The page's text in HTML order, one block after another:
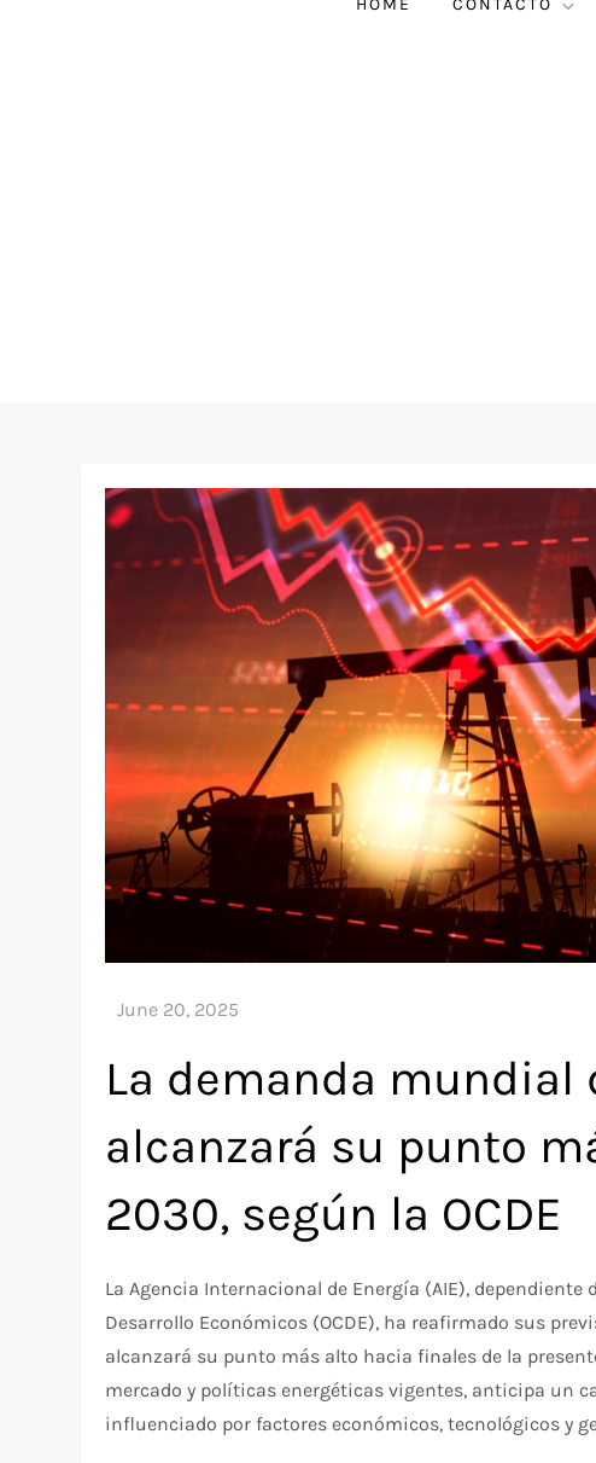
HOME CONTACTO
La demanda mundial
alcanzará su punto
2030, según la OCDE
La Agencia Internacional de Energía (AIE),
Desarrollo Económicos (OCDE), ha reafirmado sus
alcanzará su punto más alto hacia finales de la
mercado y políticas energéticas vigentes, anticipa un
influenciado por factores económicos, tecnológicos y